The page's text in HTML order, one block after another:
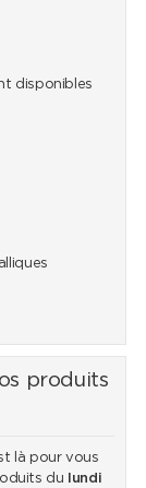
disponibles
produits
là pour vous
du
lundi